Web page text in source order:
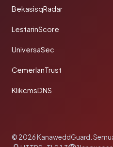
BekasisqRadar
LestarinScore
UniversaSec
CemerlanTrust
KlikcmsDNS
© 2026 KanaweddGuard.